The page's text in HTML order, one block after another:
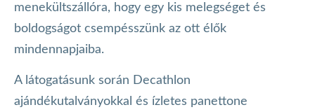
menekültszállóra, hogy egy kis melegséget és
boldogságot csempésszünk az ott élők
mindennapjaiba.
A látogatásunk során Decathlon
ajándékutalványokkal és ízletes panettone